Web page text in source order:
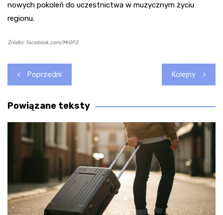
nowych pokoleń do uczestnictwa w muzycznym życiu
regionu.
Źródło: facebook.com/MiGPZ
Nawigacja
wpisu
Poprzedni Kolejny
Powiązane teksty